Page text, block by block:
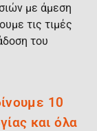
με άμεση
τις τιμές
του
10
και όλα